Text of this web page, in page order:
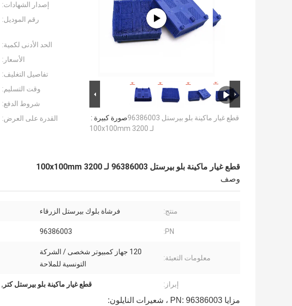
صورة كبيرة :قطع غيار ماكينة بلو بيرستل 96386003
لـ 3200 100x100mm
إصدار الشهادات:
رقم الموديل:
الحد الأدنى لكمية:
الأسعار:
تفاصيل التغليف:
وقت التسليم:
شروط الدفع:
القدرة على العرض:
قطع غيار ماكينة بلو بيرستل 96386003 لـ 3200 100x100mm
وصف
منتج: فرشاة بلوك بيرستل الزرقاء
PN:
96386003
معلومات التعبئة:
120 جهاز كمبيوتر شخصى / الشركة
التونسية للملاحة
إبراز: قطع غيار ماكينة بلو بيرستل كتر ,
مزايا PN: 96386003 ، شعيرات النايلون: